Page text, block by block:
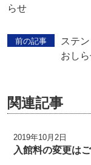
らせ
前の記事
ステ
おし
関連記事
2019年10月2日
入館料の変更は